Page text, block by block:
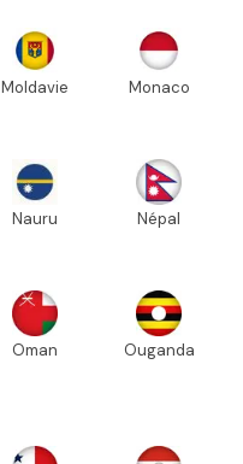
Moldavie Monaco
Nauru Népal
Oman Ouganda